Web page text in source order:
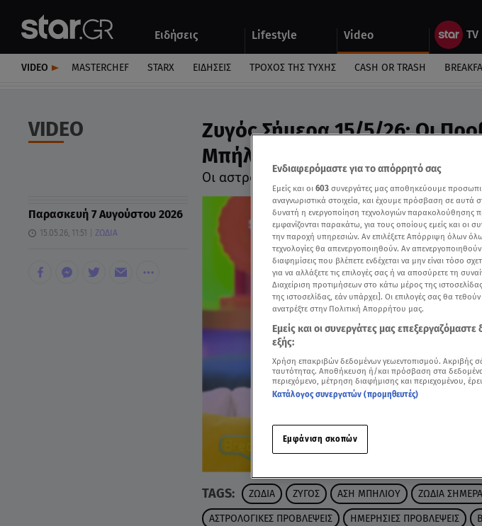
Ειδήσεις Lifestyle Video
Αυτοκίνητο
VIDEO MASTERCHEF STARX ΕΙΔΉΣΕΙΣ ΤΡΟΧΌΣ ΤΗΣ ΤΎΧΗΣ CASH OR TRASH
VIDEO
Ζυγός Σήμερα 15/5/26: Οι
Μπήλιου - Video
Οι αστρολογικές προβλέψεις της Άσης
Παρασκευή 7 Αυγούστου 2026
15.05.26, 11:51 ΖΩΔΙΑ
TAGS: ΖΩΔΙΑ ΖΥΓΟΣ ΑΣΗ ΜΠΗΛΙΟΥ ΖΩΔΙΑ ΣΗΜΕΡΑ
ΑΣΤΡΟΛΟΓΙΚΕΣ ΠΡΟΒΛΕΨΕΙΣ ΗΜΕΡΗΣΙΕΣ ΠΡΟΒΛΕΨΕΙΣ
Ενδιαφερόμαστε για το απόρρητό σας
Εμείς και οι 603 συνεργάτες μας αποθηκεύουμε
αναγνωριστικά στοιχεία, και έχουμε πρόσβαση σε αυτά
δυνατή η ενεργοποίηση τεχνολογιών παρακολούθησης
εμφανίζονται παρακάτω, για τους οποίους εμείς και οι
την παροχή υπηρεσιών. Αν επιλέξετε Απόρριψη όλων
τεχνολογίες θα απενεργοποιηθούν. Αν
διαφημίσεις που βλέπετε ενδέχεται να μην είναι τόσο
για να αλλάξετε τις επιλογές σας ή να αποσύρετε τη
Διαχείριση προτιμήσεων στο κάτω μέρος της
της ιστοσελίδας, εάν υπάρχει]. Οι επιλογές σας θα
ανατρέξτε στην Πολιτική Απορρήτου μας.
Εμείς και οι συνεργάτες μας
εξής:
Χρήση επακριβών δεδομένων γεωεντοπισμού. Ακριβής
ταυτότητας. Αποθήκευση ή/και πρόσβαση στα
περιεχόμενο, μέτρηση διαφήμισης και περιεχομένου,
Κατάλογος συνεργατών (προμηθευτές)
Εμφάνιση σκοπών